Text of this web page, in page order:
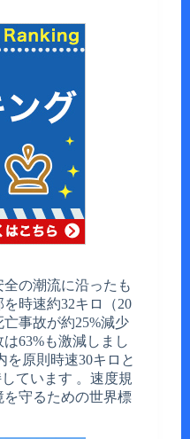
の潮流に沿ったも
時速約32キロ（20
事故が約25%減少
63%も激減しまし
を原則時速30キロと
ています 。速度規
守るための世界標